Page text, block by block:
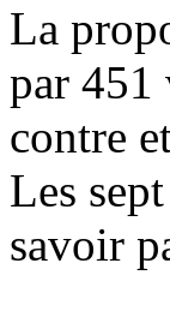
La
par 451
contre
Les
savoir